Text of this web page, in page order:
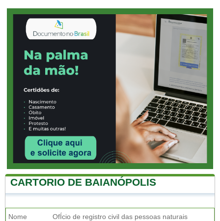
CARTORIO DE BAIANÓPOLIS
Nome OfÍcio de registro civil das pessoas naturais